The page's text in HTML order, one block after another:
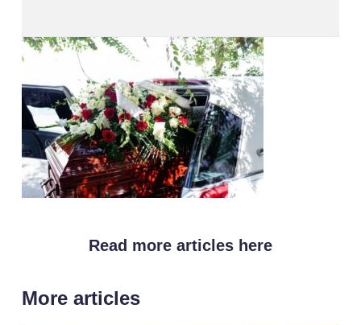
Read more articles here
More articles